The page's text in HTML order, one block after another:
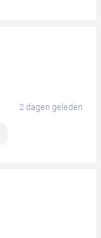
2 dagen geleden